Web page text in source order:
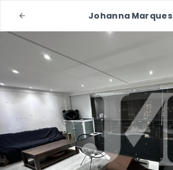
Johanna Marques